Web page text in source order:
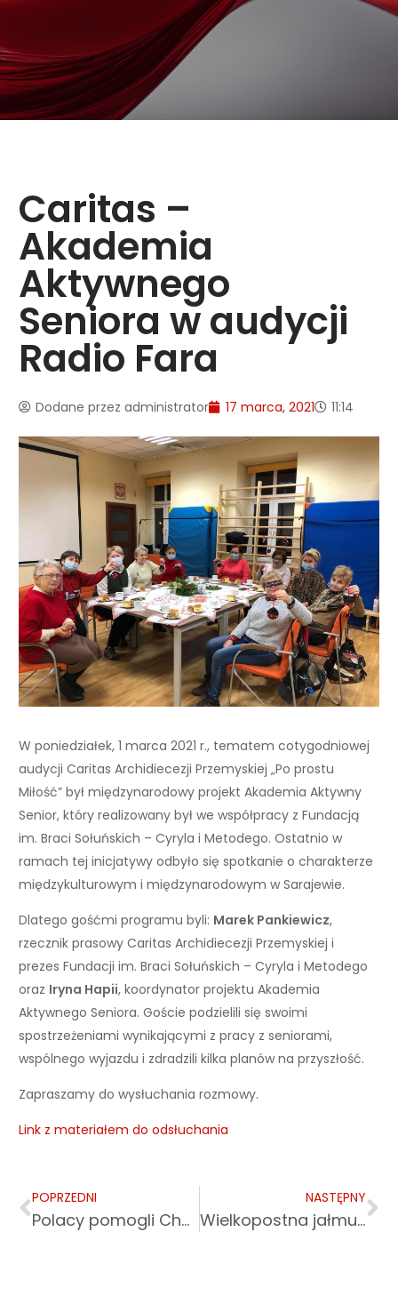
Caritas –
Akademia
Aktywnego
Seniora w audycji
Radio Fara
Dodane przez administrator 17 marca, 2021 11:14
W poniedziałek, 1 marca 2021 r., tematem cotygodniowej
audycji Caritas Archidiecezji Przemyskiej „Po prostu
Miłość” był międzynarodowy projekt Akademia Aktywny
Senior, który realizowany był we współpracy z Fundacją
im. Braci Sołuńskich – Cyryla i Metodego. Ostatnio w
ramach tej inicjatywy odbyło się spotkanie o charakterze
międzykulturowym i międzynarodowym w Sarajewie.
Dlatego gośćmi programu byli: Marek Pankiewicz,
rzecznik prasowy Caritas Archidiecezji Przemyskiej i
prezes Fundacji im. Braci Sołuńskich – Cyryla i Metodego
oraz Iryna Hapii, koordynator projektu Akademia
Aktywnego Seniora. Goście podzielili się swoimi
spostrzeżeniami wynikającymi z pracy z seniorami,
wspólnego wyjazdu i zdradzili kilka planów na przyszłość.
Zapraszamy do wysłuchania rozmowy.
Link z materiałem do odsłuchania
POPRZEDNI
Polacy pomogli Chorwatom
NASTĘPNY
Wielkopostna jałmużna z Caritas Archidiecezji Przemyskiej